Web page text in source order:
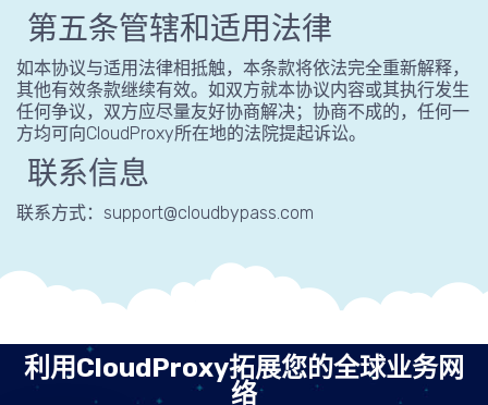
第五条管辖和适用法律
如本协议与适用法律相抵触，本条款将依法完全重新解释，
其他有效条款继续有效。如双方就本协议内容或其执行发生
任何争议，双方应尽量友好协商解决；协商不成的，任何一
方均可向CloudProxy所在地的法院提起诉讼。
联系信息
联系方式： support@cloudbypass.com
利用CloudProxy拓展您的全球业务网
络